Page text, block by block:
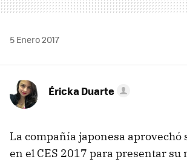
5 Enero 2017
Éricka Duarte
La compañía japonesa aprovechó
en el CES 2017 para presentar su